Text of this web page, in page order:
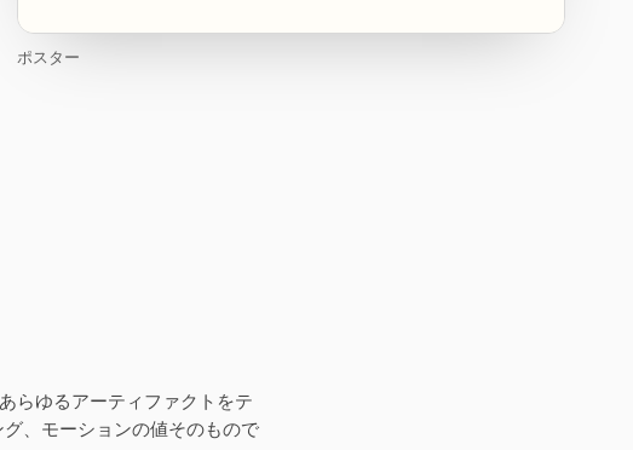
ポスター
らゆるアーティファクトをテ
、モーションの値そのもので